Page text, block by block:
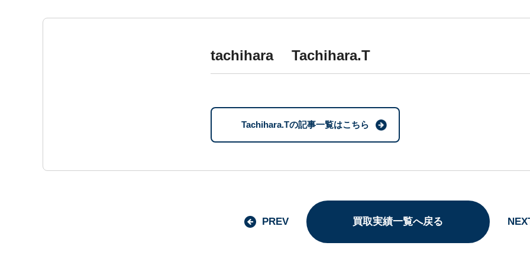
tachihara Tachihara.T
Tachihara.Tの記事一覧はこちら
PREV 買取実績一覧へ戻る